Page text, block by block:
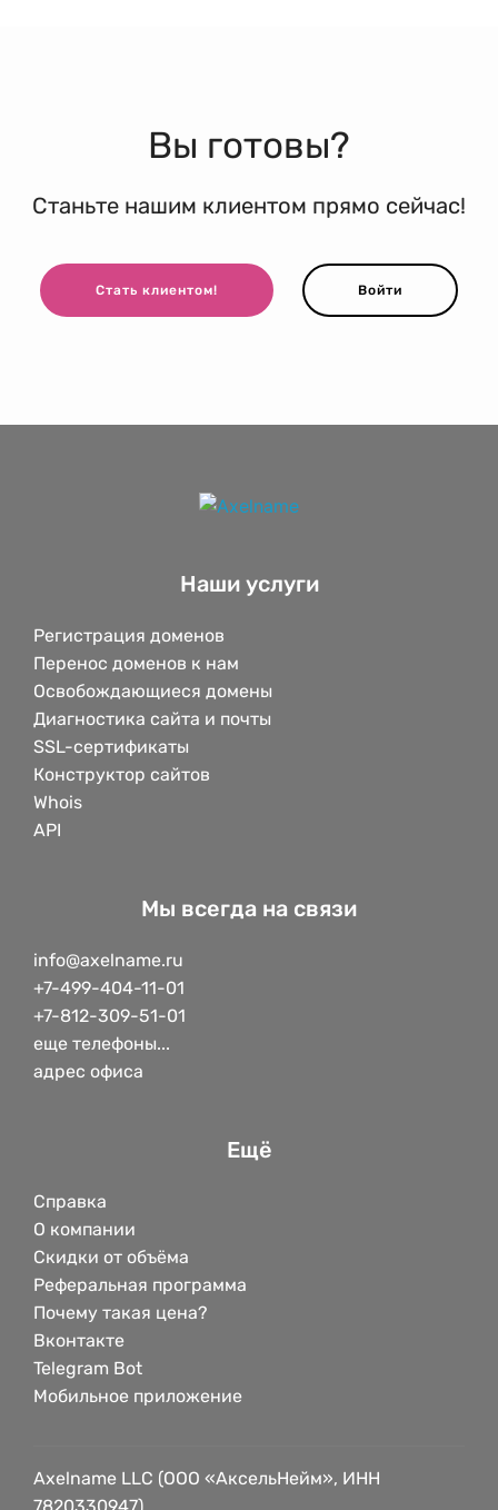
Вы готовы?
Станьте нашим клиентом прямо сейчас!
Стать клиентом! Войти
Наши услуги
Регистрация доменов
Перенос доменов к нам
Освобождающиеся домены
Диагностика сайта и почты
SSL-сертификаты
Конструктор сайтов
Whois
API
Мы всегда на связи
info@axelname.ru
+7-499-404-11-01
+7-812-309-51-01
еще телефоны...
адрес офиса
Ещё
Справка
О компании
Скидки от объёма
Реферальная программа
Почему такая цена?
Вконтакте
Telegram Bot
Мобильное приложение
Axelname LLC (ООО «АксельНейм», ИНН